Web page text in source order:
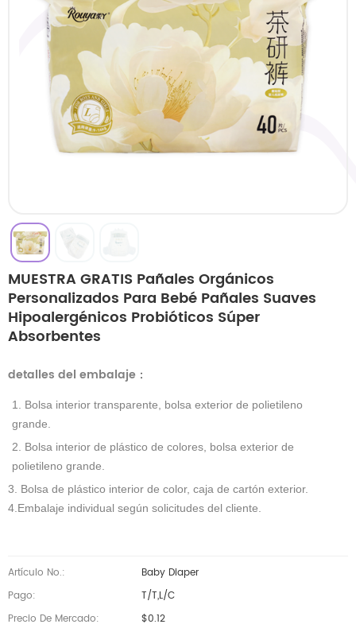
MUESTRA GRATIS Pañales Orgánicos
Personalizados Para Bebé Pañales Suaves
Hipoalergénicos Probióticos Súper
Absorbentes
detalles del embalaje ：
1. Bolsa interior transparente, bolsa exterior de polietileno
grande.
2. Bolsa interior de plástico de colores, bolsa exterior de
polietileno grande.
3. Bolsa de plástico interior de color, caja de cartón exterior.
4.Embalaje individual según solicitudes del cliente.
Artículo No.:
Baby Diaper
Pago:
T/T,L/C
Precio De Mercado:
$0.12